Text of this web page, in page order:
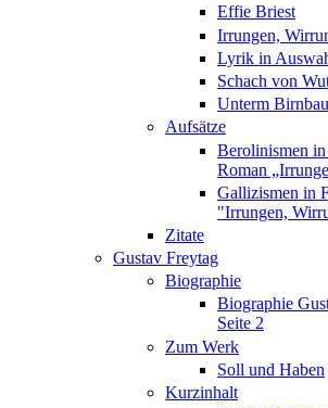
Effie Briest
Irrungen,
Lyrik in
Schach von
Unterm
Aufsätze
Berolinismen in
Roman
Gallizismen in
"Irrungen,
Zitate
Gustav Freytag
Biographie
Biographie
Seite 2
Zum Werk
Soll und Haben
Kurzinhalt